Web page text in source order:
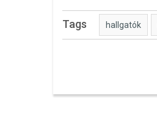
Tags hallgatók